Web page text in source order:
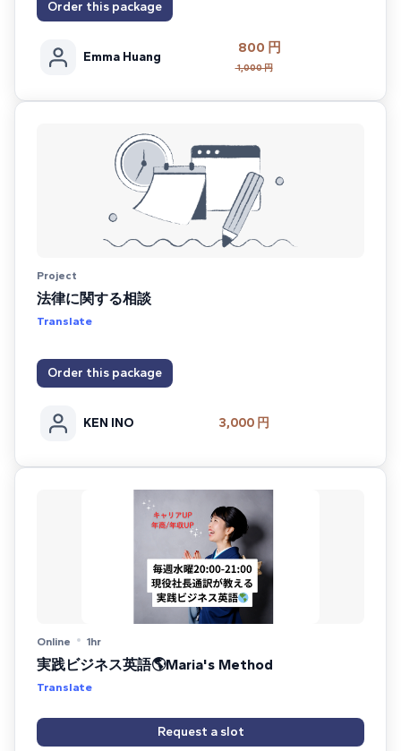
Order this package
Emma Huang
800 円
1,000 円
Project
法律に関する相談
Translate
Order this package
KEN INO 3,000 円
Online 1hr
実践ビジネス英語🌎Maria's Method
Translate
Request a slot